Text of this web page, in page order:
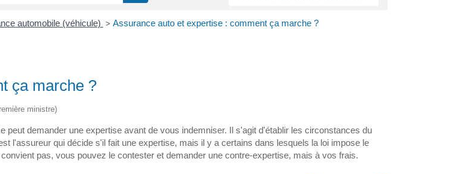
automobile (véhicule) > Assurance auto et expertise : comment ça marche ?
ça marche ?
ministre)
demander une expertise avant de vous indemniser. Il s'agit d'établir les circonstances du
l'assureur qui décide s'il fait une expertise, mais il y a certains dans lesquels la loi impose le
pas, vous pouvez le contester et demander une contre-expertise, mais à vos frais.